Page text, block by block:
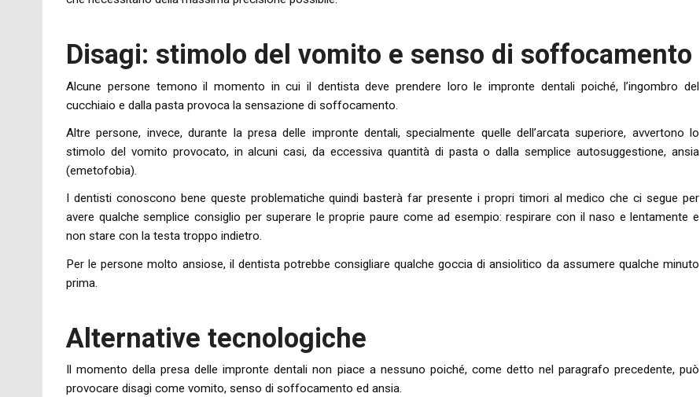
Disagi: stimolo del vomito e senso di soffocamento
Alcune persone temono il momento in cui il dentista deve prendere loro le impronte dentali poiché, l’ingombro del
cucchiaio e dalla pasta provoca la sensazione di soffocamento.
Altre persone, invece, durante la presa delle impronte dentali, specialmente quelle dell’arcata superiore, avvertono lo
stimolo del vomito provocato, in alcuni casi, da eccessiva quantità di pasta o dalla semplice autosuggestione, ansia
(emetofobia).
I dentisti conoscono bene queste problematiche quindi basterà far presente i propri timori al medico che ci segue per
avere qualche semplice consiglio per superare le proprie paure come ad esempio: respirare con il naso e lentamente e
non stare con la testa troppo indietro.
Per le persone molto ansiose, il dentista potrebbe consigliare qualche goccia di ansiolitico da assumere qualche minuto
prima.
Alternative tecnologiche
Il momento della presa delle impronte dentali non piace a nessuno poiché, come detto nel paragrafo precedente, può
provocare disagi come vomito, senso di soffocamento ed ansia.